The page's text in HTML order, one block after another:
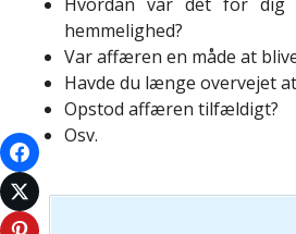
hemmelighed?
Var affæren en måde at
Havde du længe overvejet
Opstod affæren tilfældigt?
Osv.